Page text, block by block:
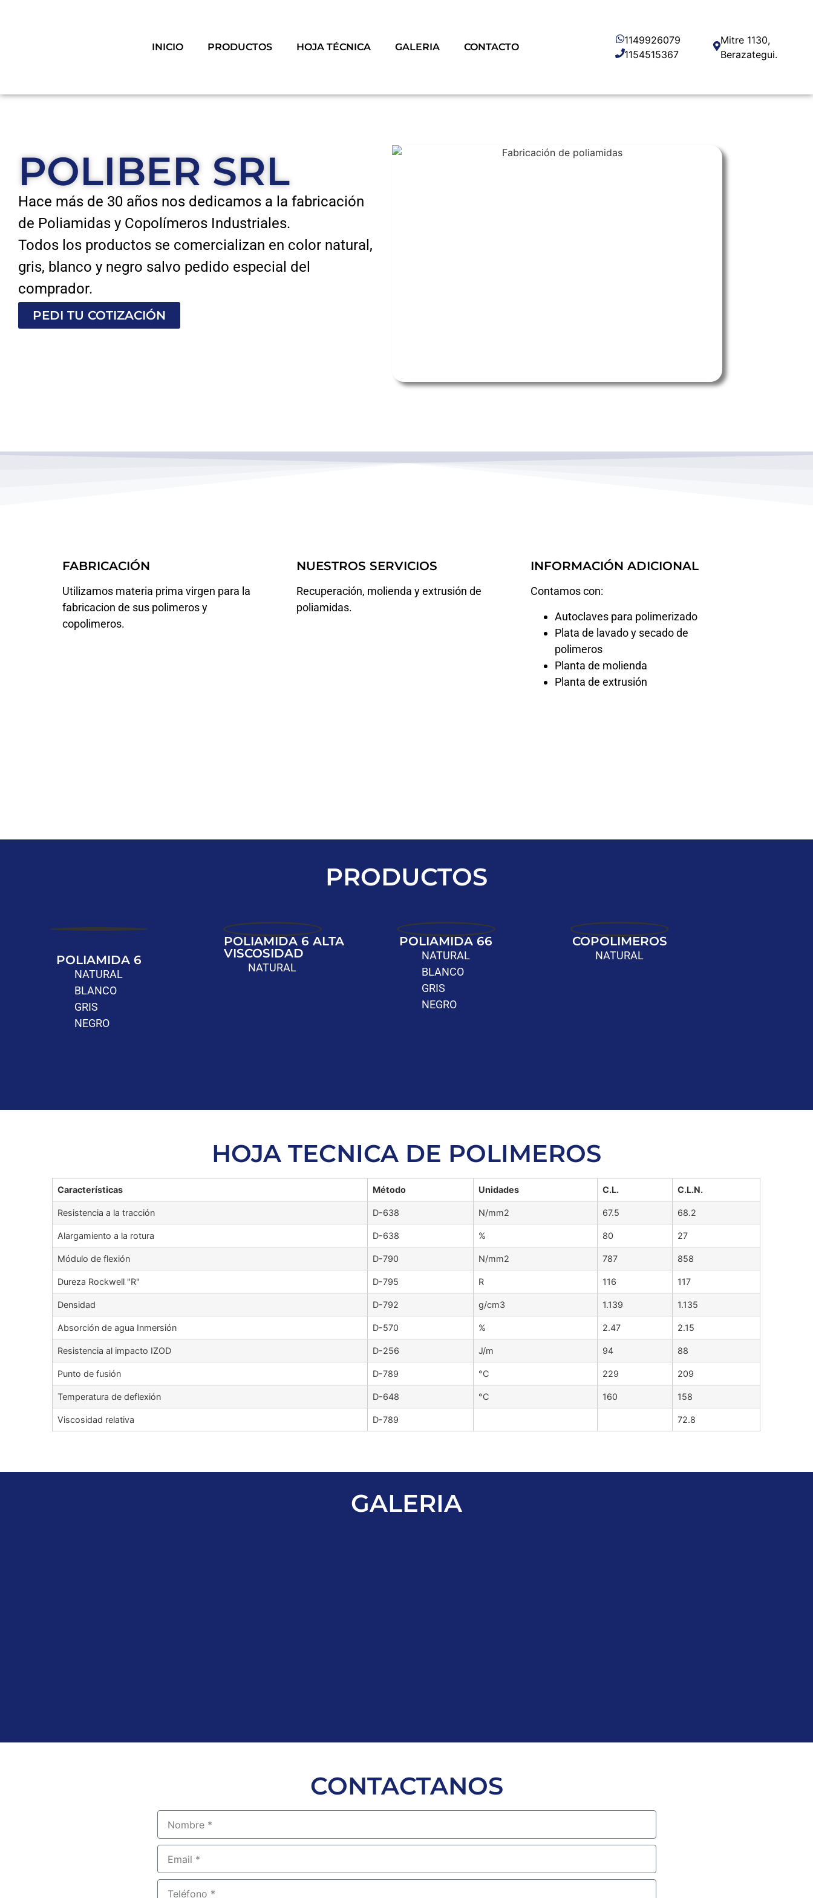
INICIO PRODUCTOS HOJA TÉCNICA GALERIA CONTACTO
1149926079
1154515367
Mitre 1130,
Berazategui.
POLIBER SRL
Hace más de 30 años nos dedicamos a la fabricación
de Poliamidas y Copolímeros Industriales.
Todos los productos se comercializan en color natural,
gris, blanco y negro salvo pedido especial del
comprador.
PEDI TU COTIZACIÓN
FABRICACIÓN
Utilizamos materia prima virgen para la
fabricacion de sus polimeros y
copolimeros.
NUESTROS SERVICIOS
Recuperación, molienda y extrusión de
poliamidas.
INFORMACIÓN ADICIONAL
Contamos con:
Autoclaves para polimerizado
Plata de lavado y secado de
polimeros
Planta de molienda
Planta de extrusión
PRODUCTOS
POLIAMIDA 6
NATURAL
BLANCO
GRIS
NEGRO
POLIAMIDA 6 ALTA
VISCOSIDAD
NATURAL
POLIAMIDA 66
NATURAL
BLANCO
GRIS
NEGRO
COPOLIMEROS
NATURAL
HOJA TECNICA DE POLIMEROS
Características Método Unidades C.L. C.L.N.
Resistencia a la tracción D-638 N/mm2 67.5 68.2
Alargamiento a la rotura D-638 % 80 27
Módulo de flexión D-790 N/mm2 787 858
Dureza Rockwell "R" D-795 R 116 117
Densidad D-792 g/cm3 1.139 1.135
Absorción de agua Inmersión D-570 % 2.47 2.15
Resistencia al impacto IZOD D-256 J/m 94 88
Punto de fusión D-789 °C 229 209
Temperatura de deflexión D-648 °C 160 158
Viscosidad relativa D-789 72.8
GALERIA
CONTACTANOS